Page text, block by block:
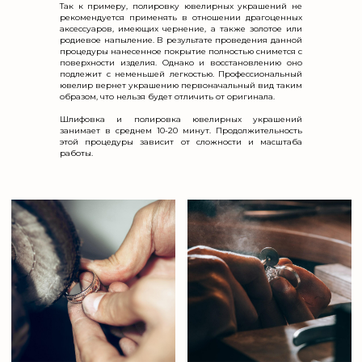
Так к примеру, полировку ювелирных украшений не
рекомендуется применять в отношении драгоценных
аксессуаров, имеющих чернение, а также золотое или
родиевое напыление. В результате проведения данной
процедуры нанесенное покрытие полностью снимется с
поверхности изделия. Однако и восстановлению оно
подлежит с неменьшей легкостью. Профессиональный
ювелир вернет украшению первоначальный вид таким
образом, что нельзя будет отличить от оригинала.
Шлифовка и полировка ювелирных украшений
занимает в среднем 10-20 минут. Продолжительность
этой процедуры зависит от сложности и масштаба
работы.
Ультразвуковая ванна